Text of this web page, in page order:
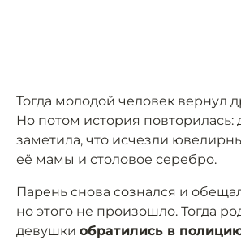
Тогда молодой человек вернул
Но потом история повторилась:
заметила, что исчезли
её мамы и столовое серебро.
Парень снова сознался и
но этого не произошло. Тогда
девушки обратились в